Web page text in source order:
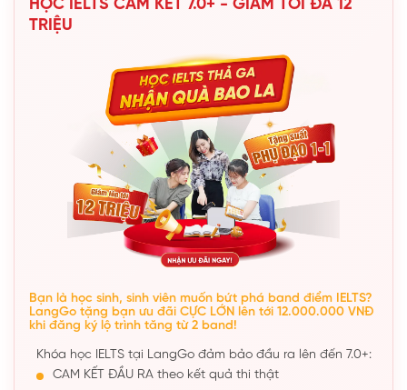
HỌC IELTS CAM KẾT 7.0+ - GIẢM TỐI ĐA 12
TRIỆU
Bạn là học sinh, sinh viên muốn bứt phá band điểm IELTS?
LangGo tặng bạn ưu đãi CỰC LỚN lên tới 12.000.000 VNĐ
khi đăng ký lộ trình tăng từ 2 band!
Khóa học IELTS tại LangGo đảm bảo đầu ra lên đến 7.0+:
CAM KẾT ĐẦU RA theo kết quả thi thật